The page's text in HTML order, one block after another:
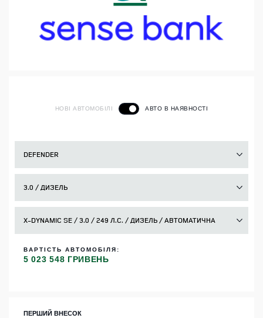
НОВІ АВТОМОБІЛІ АВТО В НАЯВНОСТІ
ВАРТІСТЬ АВТОМОБІЛЯ:
5 023 548 ГРИВЕНЬ
ПЕРШИЙ ВНЕСОК